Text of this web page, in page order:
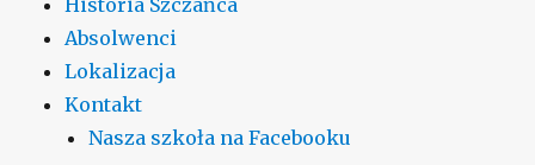
Absolwenci
Lokalizacja
Kontakt
Nasza szkoła na Facebooku